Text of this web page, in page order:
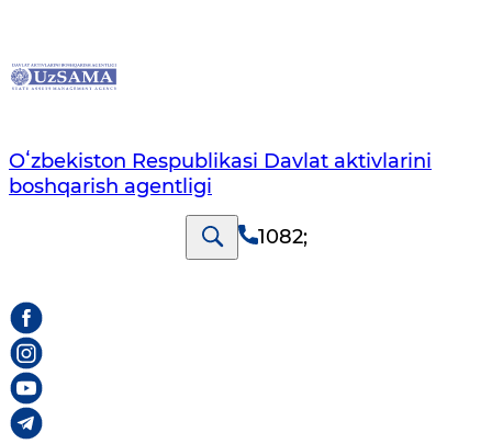
Oʻzbekiston Respublikasi Davlat aktivlarini
boshqarish agentligi
1082;